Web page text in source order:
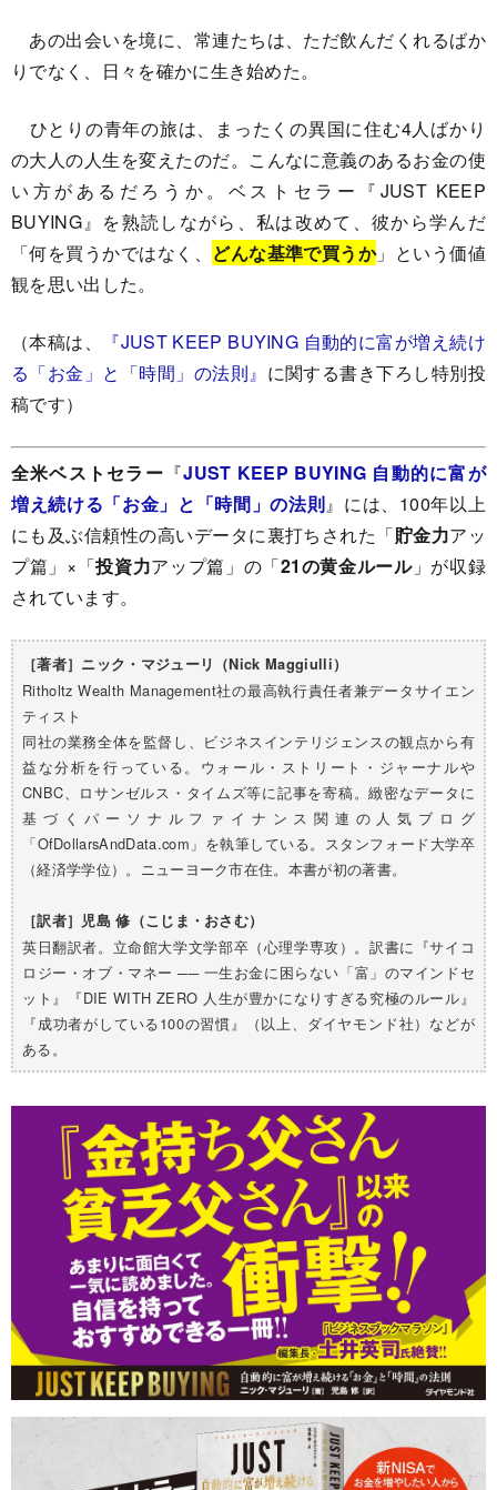
あの出会いを境に、常連たちは、ただ飲んだくれるばか
りでなく、日々を確かに生き始めた。
ひとりの青年の旅は、まったくの異国に住む4人ばかり
の大人の人生を変えたのだ。こんなに意義のあるお金の使
い方があるだろうか。ベストセラー『JUST KEEP
BUYING』を熟読しながら、私は改めて、彼から学んだ
「何を買うかではなく、 どんな基準で買うか」という価値
観を思い出した。
（本稿は、
『JUST KEEP BUYING 自動的に富が増え続け
る「お金」と「時間」の法則』 に関する書き下ろし特別投
稿です）
全米ベストセラー 『JUST KEEP BUYING 自動的に富が
増え続ける「お金」と「時間」の法則』には、100年以上
にも及ぶ信頼性の高いデータに裏打ちされた「貯金力アッ
プ篇」×「投資力アップ篇」の「21の黄金ルール」が収録
されています。
［著者］ニック・マジューリ（Nick Maggiulli）
Ritholtz Wealth Management社の最高執行責任者兼データサイエン
ティスト
同社の業務全体を監督し、ビジネスインテリジェンスの観点から有
益な分析を行っている。ウォール・ストリート・ジャーナルや
CNBC、ロサンゼルス・タイムズ等に記事を寄稿。緻密なデータに
基づくパーソナルファイナンス関連の人気ブログ
「OfDollarsAndData.com」を執筆している。スタンフォード大学卒
（経済学学位）。ニューヨーク市在住。本書が初の著書。
［訳者］ 児島 修（こじま・おさむ）
英日翻訳者。立命館大学文学部卒（心理学専攻）。訳書に『サイコ
ロジー・オブ・マネー ── 一生お金に困らない「富」のマインドセ
ット』『DIE WITH ZERO 人生が豊かになりすぎる究極のルール』
『成功者がしている100の習慣』（以上、ダイヤモンド社）などが
ある。